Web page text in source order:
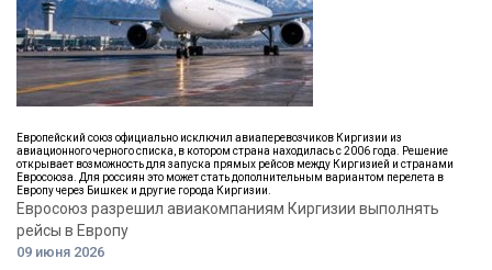
Европейский союз официально исключил авиаперевозчиков Киргизии из
авиационного черного списка, в котором страна находилась с 2006 года. Решение
открывает возможность для запуска прямых рейсов между Киргизией и странами
Евросоюза. Для россиян это может стать дополнительным вариантом перелета в
Европу через Бишкек и другие города Киргизии.
Евросоюз разрешил авиакомпаниям Киргизии выполнять
рейсы в Европу
09 июня 2026